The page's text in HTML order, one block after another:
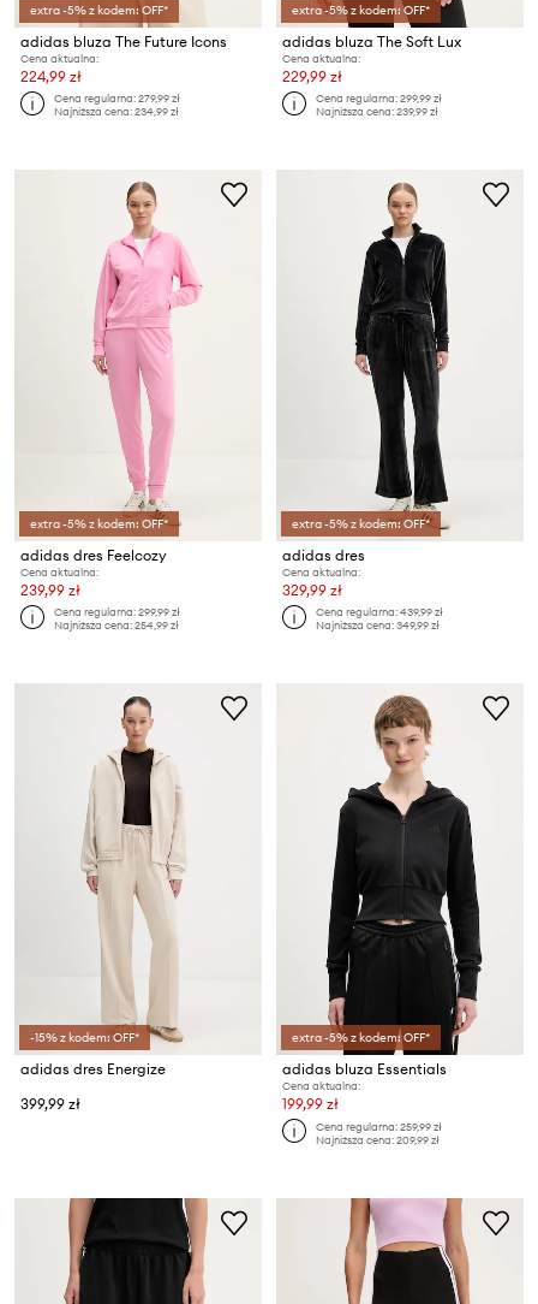
extra -5% z kodem: OFF*
adidas bluza The Future Icons
Cena aktualna:
224,99 zł
Cena regularna:279,99 zł
Najniższa cena:234,99 zł
extra -5% z kodem: OFF*
adidas bluza The Soft Lux
Cena aktualna:
229,99 zł
Cena regularna:299,99 zł
Najniższa cena:239,99 zł
extra -5% z kodem: OFF*
adidas dres Feelcozy
Cena aktualna:
239,99 zł
Cena regularna:299,99 zł
Najniższa cena:254,99 zł
extra -5% z kodem: OFF*
adidas dres
Cena aktualna:
329,99 zł
Cena regularna:439,99 zł
Najniższa cena:349,99 zł
-15% z kodem: OFF*
adidas dres Energize
399,99 zł
extra -5% z kodem: OFF*
adidas bluza Essentials
Cena aktualna:
199,99 zł
Cena regularna:259,99 zł
Najniższa cena:209,99 zł